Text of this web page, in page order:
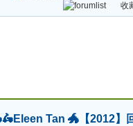
收
Tan 🐲【2012】